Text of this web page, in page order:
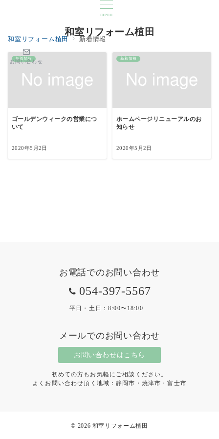
menu
和室リフォーム植田
お問い合わせ
和室リフォーム植田 新着情報
新着情報
ゴールデンウィークの営業につ
いて
2020年5月2日
新着情報
ホームページリニューアルのお
知らせ
2020年5月2日
お電話でのお問い合わせ
054-397-5567
平日・土日：8:00〜18:00
メールでのお問い合わせ
お問い合わせはこちら
初めての方もお気軽にご相談ください。
よくお問い合わせ頂く地域：静岡市・焼津市・富士市
© 2026 和室リフォーム植田